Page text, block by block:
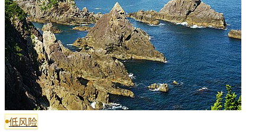
低风险